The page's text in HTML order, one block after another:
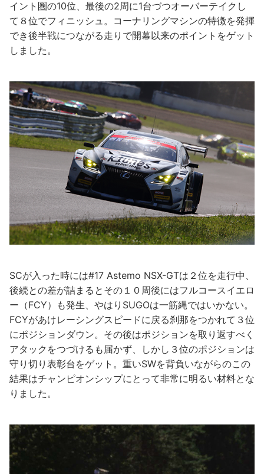
イント圏の10位、最後の2周に1台づつオーバーテイクし
て８位でフィニッシュ。コーナリングマシンの特徴を発揮
でき後半戦につながる走りで開幕以来のポイントをゲット
しました。
SCが入った時には#17 Astemo NSX-GTは２位を走行中、
後続との差が詰まるとその１０周後にはフルコースイエロ
ー（FCY）も発生、やはりSUGOは一筋縄ではいかない。
FCYがあけレーシングスピードに戻る刹那をつかれて３位
にポジションダウン。その後はポジションを取り返すべく
アタックをつづけるも届かず、しかし３位のポジションは
守り切り表彰台をゲット。重いSWを背負いながらのこの
結果はチャンピオンシップにとって非常に明るい材料とな
りました。